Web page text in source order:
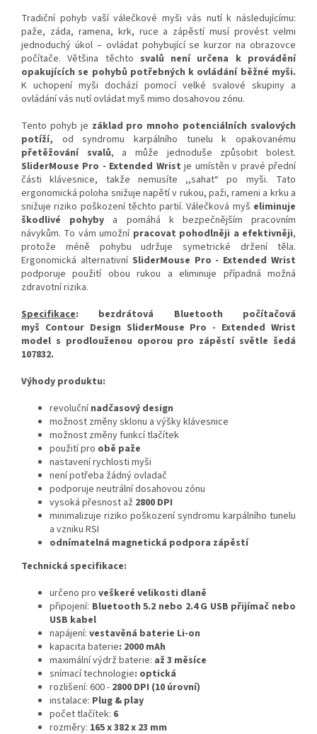
Tradiční pohyb vaší válečkové myši vás nutí k následujícímu:
paže, záda, ramena, krk, ruce a zápěstí musí provést velmi
jednoduchý úkol – ovládat pohybující se kurzor na obrazovce
počítače. Většina těchto svalů není určena k provádění
opakujících se pohybů potřebných k ovládání běžné myši.
K uchopení myši dochází pomocí velké svalové skupiny a
ovládání vás nutí ovládat myš mimo dosahovou zónu.
Tento pohyb je základ pro mnoho potenciálních svalových
potíží, od syndromu karpálního tunelu k opakovanému
přetěžování svalů, a může jednoduše způsobit bolest.
SliderMouse Pro - Extended Wrist je umístěn v pravé přední
části klávesnice, takže nemusíte ,,sahat“ po myši. Tato
ergonomická poloha snižuje napětí v rukou, paži, rameni a krku a
snižuje riziko poškození těchto partií. Válečková myš eliminuje
škodlivé pohyby a pomáhá k bezpečnějším pracovním
návykům. To vám umožní pracovat pohodlněji a efektivněji,
protože méně pohybu udržuje symetrické držení těla.
Ergonomická alternativní SliderMouse Pro - Extended Wrist
podporuje použití obou rukou a eliminuje případná možná
zdravotní rizika.
Specifikace: bezdrátová Bluetooth počítačová
myš Contour Design SliderMouse Pro - Extended Wrist
model s prodlouženou oporou pro zápěstí světle šedá
107832.
Výhody produktu:
revolučnínadčasový design
možnost změny sklonu a výšky klávesnice
možnost změny funkcí tlačítek
použití pro obě paže
nastavení rychlosti myši
není potřeba žádný ovladač
podporuje neutrální dosahovou zónu
vysoká přesnost až 2800 DPI
minimalizuje riziko poškození syndromu karpálního tunelu
a vzniku RSI
odnímatelná magnetická podpora zápěstí
Technická specifikace:
určeno pro veškeré velikosti dlaně
připojení: Bluetooth 5.2 nebo 2.4 G USB přijímač nebo
USB kabel
napájení: vestavěná baterie Li-on
kapacita baterie: 2000 mAh
maximální výdrž baterie: až 3 měsíce
snímací technologie: optická
rozlišení: 600 - 2800 DPI (10 úrovní)
instalace: Plug & play
počet tlačítek: 6
rozměry: 165 x 382 x 23 mm